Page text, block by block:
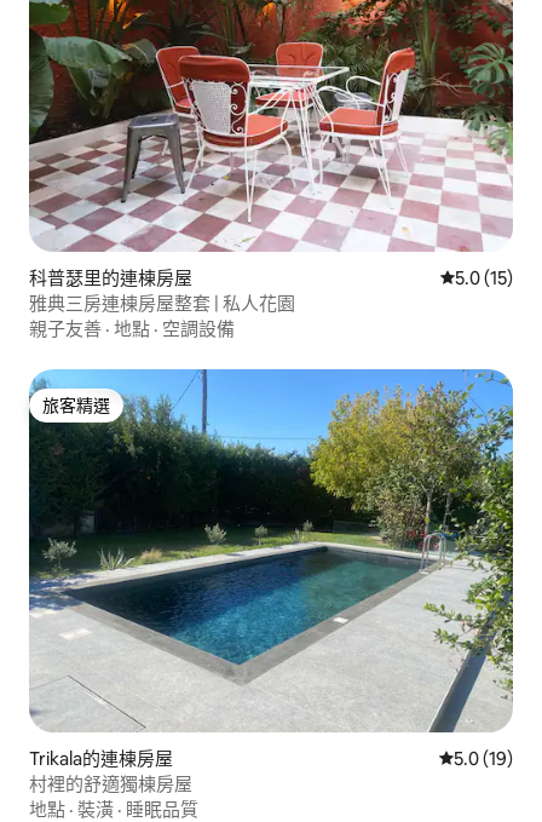
科普瑟里的連棟房屋 從 15 則評
5.0 (15)
雅典三房連棟房屋整套 | 私人花園
親子友善 · 地點 · 空調設備
旅客精選
旅客精選
Trikala的連棟房屋 從 19 則評
5.0 (19)
村裡的舒適獨棟房屋
地點 · 裝潢 · 睡眠品質